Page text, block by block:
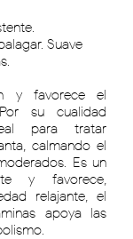
Suave
y favorece el
su cualidad
para tratar
calmando el
Es un
y favorece,
relajante, el
apoya las